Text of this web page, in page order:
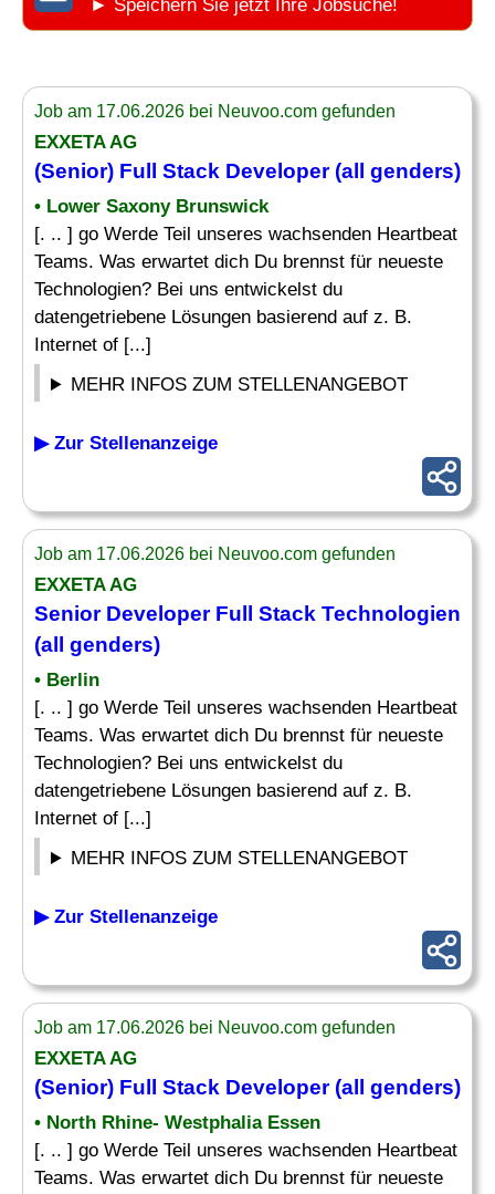
► Speichern Sie jetzt Ihre Jobsuche!
Job am 17.06.2026 bei Neuvoo.com gefunden
EXXETA AG
(Senior) Full Stack Developer (all genders)
• Lower Saxony Brunswick
[. .. ] go Werde Teil unseres wachsenden Heartbeat
Teams. Was erwartet dich Du brennst für neueste
Technologien? Bei uns entwickelst du
datengetriebene Lösungen basierend auf z. B.
Internet of [...]
MEHR INFOS ZUM STELLENANGEBOT
▶ Zur Stellenanzeige
Job am 17.06.2026 bei Neuvoo.com gefunden
EXXETA AG
Senior Developer Full Stack Technologien
(all genders)
• Berlin
[. .. ] go Werde Teil unseres wachsenden Heartbeat
Teams. Was erwartet dich Du brennst für neueste
Technologien? Bei uns entwickelst du
datengetriebene Lösungen basierend auf z. B.
Internet of [...]
MEHR INFOS ZUM STELLENANGEBOT
▶ Zur Stellenanzeige
Job am 17.06.2026 bei Neuvoo.com gefunden
EXXETA AG
(Senior) Full Stack Developer (all genders)
• North Rhine- Westphalia Essen
[. .. ] go Werde Teil unseres wachsenden Heartbeat
Teams. Was erwartet dich Du brennst für neueste